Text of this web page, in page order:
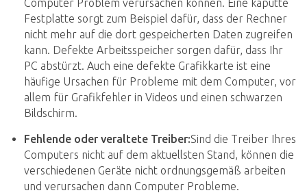
Computer Problem verursachen können. Eine kaputte
Festplatte sorgt zum Beispiel dafür, dass der Rechner
nicht mehr auf die dort gespeicherten Daten zugreifen
kann. Defekte Arbeitsspeicher sorgen dafür, dass Ihr
PC abstürzt. Auch eine defekte Grafikkarte ist eine
häufige Ursachen für Probleme mit dem Computer, vor
allem für Grafikfehler in Videos und einen schwarzen
Bildschirm.
Fehlende oder veraltete Treiber:Sind die Treiber Ihres
Computers nicht auf dem aktuellsten Stand, können die
verschiedenen Geräte nicht ordnungsgemäß arbeiten
und verursachen dann Computer Probleme.